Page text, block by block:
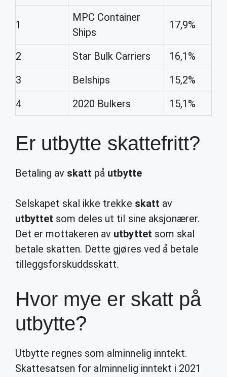
1
MPC Container
Ships
17,9%
2 Star Bulk Carriers
16,1%
3
Belships
15,2%
4
2020 Bulkers 15,1%
Er utbytte skattefritt?
Betaling av skatt på utbytte
Selskapet skal ikke trekke skatt av
utbyttet som deles ut til sine aksjonærer.
Det er mottakeren av utbyttet som skal
betale skatten. Dette gjøres ved å betale
tilleggsforskuddsskatt.
Hvor mye er skatt på
utbytte?
Utbytte regnes som alminnelig inntekt.
Skattesatsen for alminnelig inntekt i 2021